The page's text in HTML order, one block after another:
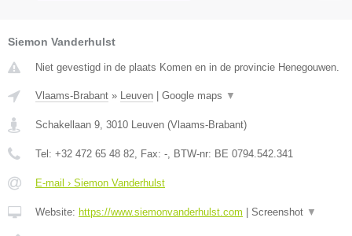
Siemon Vanderhulst
Niet gevestigd in de plaats Komen en in de provincie Henegouwen.
Vlaams-Brabant » Leuven Google maps ▼
Schakellaan 9 3010 Leuven (Vlaams-Brabant)
Tel: +32 472 65 48 82 , Fax: - , BTW-nr: BE 0794.542.341
E-mail › Siemon Vanderhulst
Website: https://www.siemonvanderhulst.com Screenshot ▼